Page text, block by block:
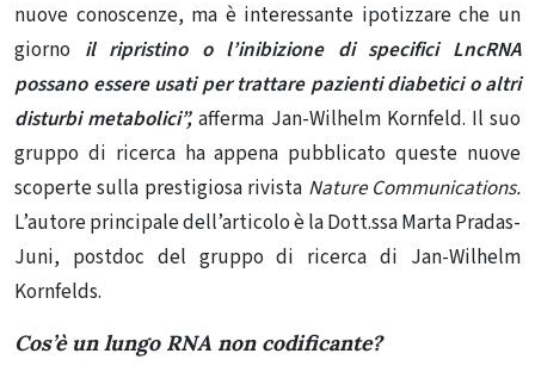
nuove conoscenze, ma è interessante ipotizzare che un
giorno il ripristino o l’inibizione di specifici LncRNA
possano essere usati per trattare pazienti diabetici o altri
disturbi metabolici”, afferma Jan-Wilhelm Kornfeld. Il suo
gruppo di ricerca ha appena pubblicato queste nuove
scoperte sulla prestigiosa rivista Nature Communications.
L’autore principale dell’articolo è la Dott.ssa Marta Pradas-
Juni, postdoc del gruppo di ricerca di Jan-Wilhelm
Kornfelds.
Cos’è un lungo RNA non codificante?